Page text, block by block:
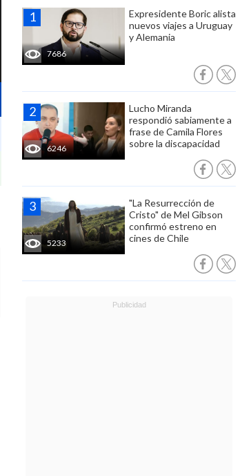
7686
Expresidente Boric alista
nuevos viajes a Uruguay
y Alemania
6246
Lucho Miranda
respondió sabiamente a
frase de Camila Flores
sobre la discapacidad
5233
"La Resurrección de
Cristo" de Mel Gibson
confirmó estreno en
cines de Chile